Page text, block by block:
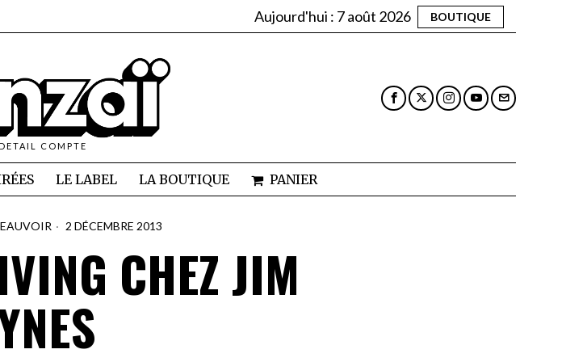
Aujourd'hui : 7 août 2026 BOUTIQUE
COMPTE
LE LABEL LA BOUTIQUE PANIER
2 DÉCEMBRE 2013
CHEZ JIM